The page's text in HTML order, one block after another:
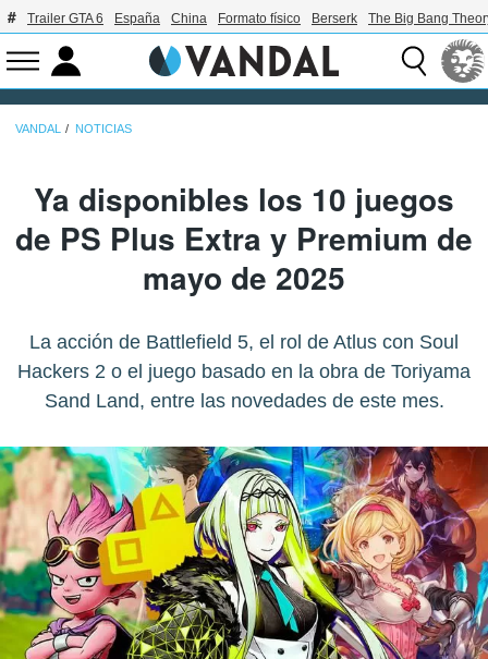
Trailer GTA 6 España China Formato físico Berserk The Big Bang
VANDAL NOTICIAS
Ya disponibles los 10 juegos
de PS Plus Extra y Premium de
mayo de 2025
La acción de Battlefield 5, el rol de Atlus con Soul
Hackers 2 o el juego basado en la obra de Toriyama
Sand Land, entre las novedades de este mes.